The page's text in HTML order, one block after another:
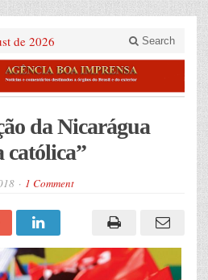
de 2026 Search
da Nicarágua
católica”
1 Comment